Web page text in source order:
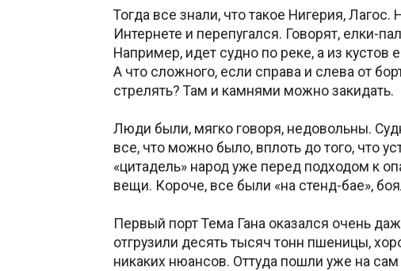
Тогда все знали, что такое Нигерия,
Интернете и перепугался. Говорят, елки-
Например, идет судно по реке, а из
А что сложного, если справа и слева от
стрелять? Там и камнями можно закидать.
Люди были, мягко говоря, недовольны.
все, что можно было, вплоть до того, что
«цитадель» народ уже перед подходом к
вещи. Короче, все были «на стенд-бае»,
Первый порт Тема Гана оказался очень
отгрузили десять тысяч тонн пшеницы,
никаких нюансов. Оттуда пошли уже на